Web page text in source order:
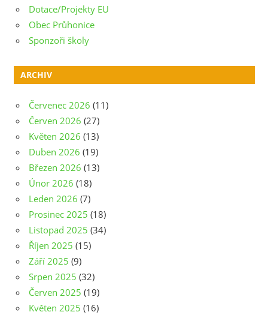
Dotace/Projekty EU
Obec Průhonice
Sponzoři školy
ARCHIV
Červenec 2026 (11)
Červen 2026 (27)
Květen 2026 (13)
Duben 2026 (19)
Březen 2026 (13)
Únor 2026 (18)
Leden 2026 (7)
Prosinec 2025 (18)
Listopad 2025 (34)
Říjen 2025 (15)
Září 2025 (9)
Srpen 2025 (32)
Červen 2025 (19)
Květen 2025 (16)